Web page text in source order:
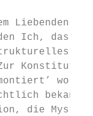
Liebenden
Ich, das in
die